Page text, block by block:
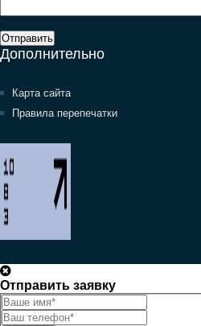
Отправить
Дополнительно
Карта сайта
Правила перепечатки
Отправить заявку